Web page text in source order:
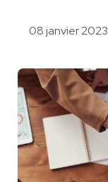
08 janvier 2023